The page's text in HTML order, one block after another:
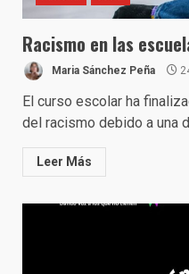
Racismo en las
Maria Sánchez Peña
El curso escolar ha
del racismo debido a una
Leer Más